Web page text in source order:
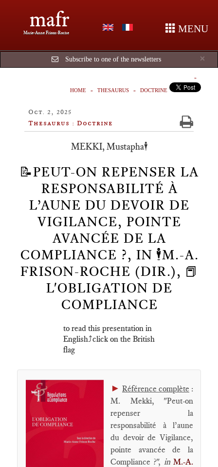
mafr
Marie-Anne Frison-Roche MENU
×
Subscribe to one of the newsletters
HOME THESAURUS DOCTRINE
Oct. 2, 2025
Thesaurus : Doctrine
MEKKI, Mustapha🕴️
📝PEUT-ON REPENSER LA
RESPONSABILITÉ À
L’AUNE DU DEVOIR DE
VIGILANCE, POINTE
AVANCÉE DE LA
COMPLIANCE ?, IN 🕴️M.-A.
FRISON-ROCHE (DIR.), 📕
L'OBLIGATION DE
COMPLIANCE
to read this presentation in
English⤴️click on the British
flag
► Référence complète :
M. Mekki, "Peut-on
repenser la
responsabilité à l’aune
du devoir de Vigilance,
pointe avancée de la
Compliance ?", inM.-A.